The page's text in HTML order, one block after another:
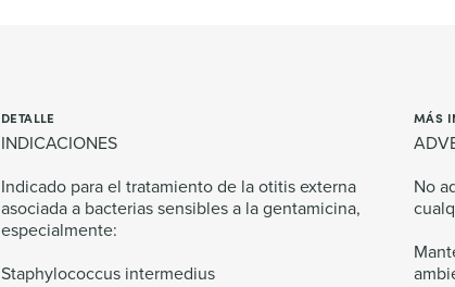
DETALLE
INDICACIONES
Indicado para el tratamiento de la otitis externa
asociada a bacterias sensibles a la gentamicina,
especialmente:
Staphylococcus intermedius
MÁS
No